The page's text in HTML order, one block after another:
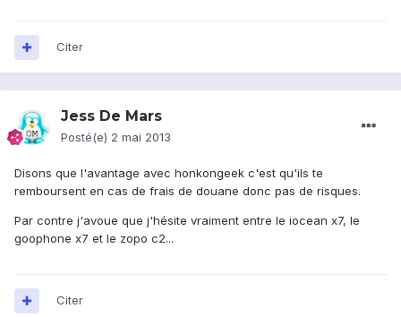
Citer
Jess De Mars
Posté(e) 2 mai 2013
Disons que l'avantage avec honkongeek c'est qu'ils te
remboursent en cas de frais de douane donc pas de risques.
Par contre j'avoue que j'hésite vraiment entre le iocean x7, le
goophone x7 et le zopo c2...
Citer